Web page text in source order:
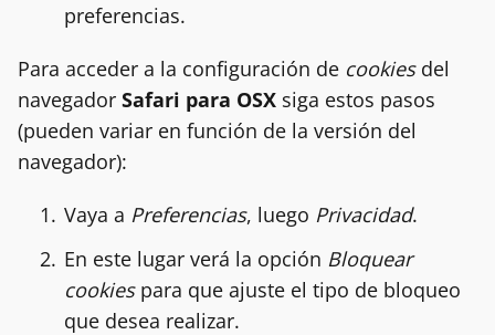
preferencias.
Para acceder a la configuración de cookiesdel
navegador Safari para OSX siga estos pasos
(pueden variar en función de la versión del
navegador):
Vaya a Preferencias, luego Privacidad.
En este lugar verá la opción Bloquear
cookiespara que ajuste el tipo de bloqueo
que desea realizar.